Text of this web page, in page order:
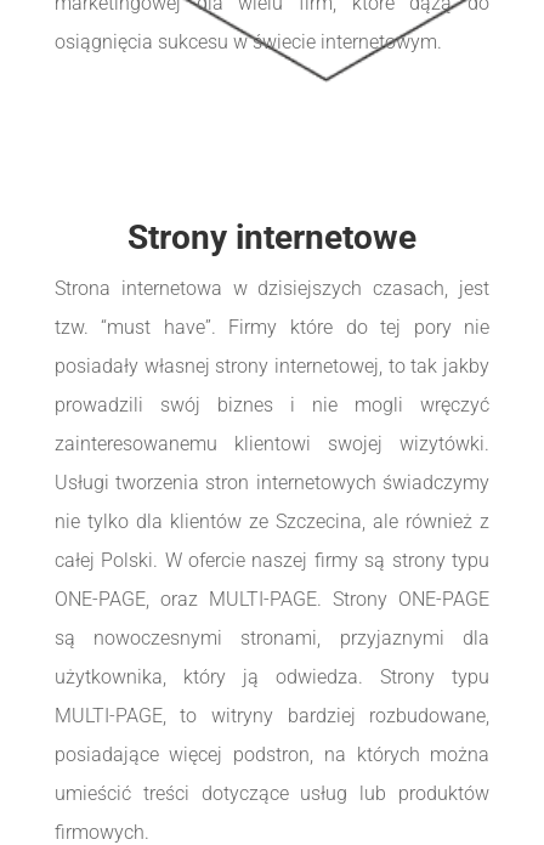
osiągnięcia sukcesu w świecie internetowym.
Strony internetowe
Strona internetowa w dzisiejszych czasach, jest
tzw. “must have”. Firmy które do tej pory nie
posiadały własnej strony internetowej, to tak jakby
prowadzili swój biznes i nie mogli wręczyć
zainteresowanemu klientowi swojej wizytówki.
Usługi tworzenia stron internetowych świadczymy
nie tylko dla klientów ze Szczecina, ale również z
całej Polski. W ofercie naszej firmy są strony typu
ONE-PAGE, oraz MULTI-PAGE. Strony ONE-PAGE
są nowoczesnymi stronami, przyjaznymi dla
użytkownika, który ją odwiedza. Strony typu
MULTI-PAGE, to witryny bardziej rozbudowane,
posiadające więcej podstron, na których można
umieścić treści dotyczące usług lub produktów
firmowych.